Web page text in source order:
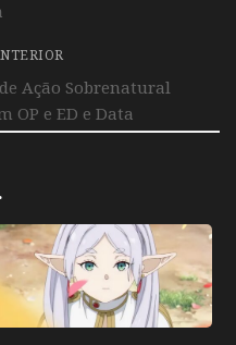
Ação Sobrenatural
OP e ED e Data